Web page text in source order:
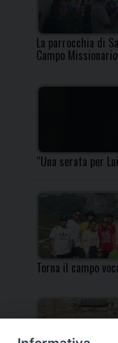
La parrocchia di
Campo Missionario
“Una serata per
Torna il campo